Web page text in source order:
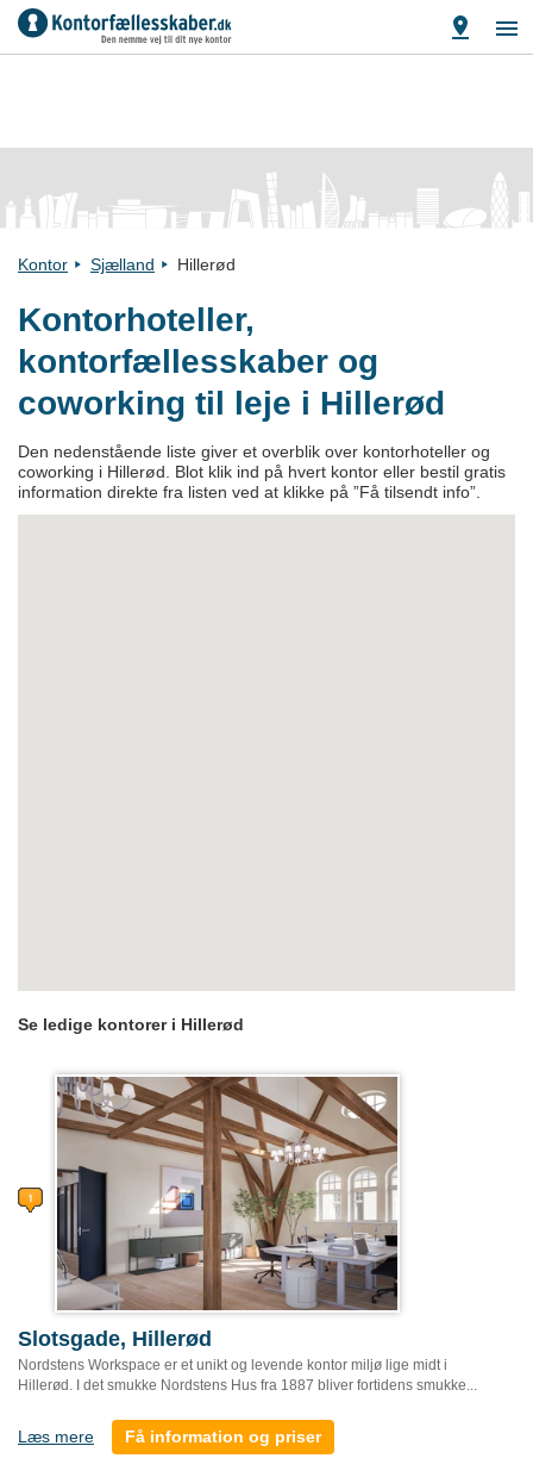
Kontor Sjælland Hillerød
Kontorhoteller,
kontorfællesskaber og
coworking til leje i Hillerød
Den nedenstående liste giver et overblik over kontorhoteller og
coworking i Hillerød. Blot klik ind på hvert kontor eller bestil gratis
information direkte fra listen ved at klikke på ”Få tilsendt info”.
Se ledige kontorer i Hillerød
Slotsgade, Hillerød
Nordstens Workspace er et unikt og levende kontor miljø lige midt i
Hillerød. I det smukke Nordstens Hus fra 1887 bliver fortidens smukke...
Læs mere Få information og priser